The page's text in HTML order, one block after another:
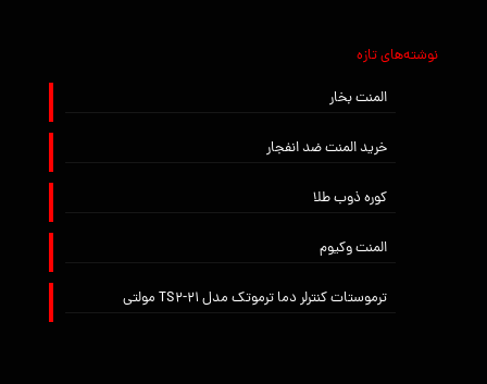
نوشته‌های تازه
المنت بخار
خرید المنت ضد انفجار
کوره ذوب طلا
المنت وکیوم
ترموستات کنترلر دما ترموتک مدل TS2-21 مولتی